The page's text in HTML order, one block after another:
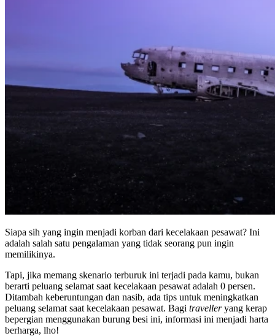
Siapa sih yang ingin menjadi korban dari kecelakaan pesawat? Ini
adalah salah satu pengalaman yang tidak seorang pun ingin
memilikinya.
Tapi, jika memang skenario terburuk ini terjadi pada kamu, bukan
berarti peluang selamat saat kecelakaan pesawat adalah 0 persen.
Ditambah keberuntungan dan nasib, ada tips untuk meningkatkan
peluang selamat saat kecelakaan pesawat. Bagi travelleryang kerap
bepergian menggunakan burung besi ini, informasi ini menjadi harta
berharga, lho!